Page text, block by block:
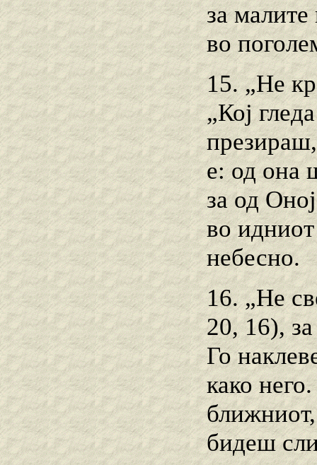
за
во
15. „Не
„Кој
е: од она
за од
во
небесно.
16. „Не
20, 16),
Го
како
бидеш